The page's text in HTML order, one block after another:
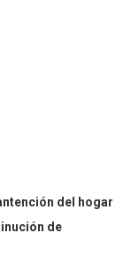
del hogar
de